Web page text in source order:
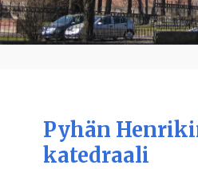
Pyhän
katedraali